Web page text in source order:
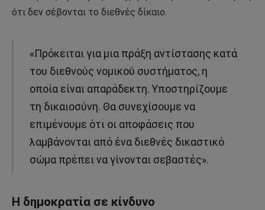
ότι δεν σέβονται το διεθνές δίκαιο.
«Πρόκειται για μια πράξη αντίστασης κατά
του διεθνούς νομικού συστήματος, η
οποία είναι απαράδεκτη. Υποστηρίζουμε
τη δικαιοσύνη. Θα συνεχίσουμε να
επιμένουμε ότι οι αποφάσεις που
λαμβάνονται από ένα διεθνές δικαστικό
σώμα πρέπει να γίνονται σεβαστές».
Η δημοκρατία σε κίνδυνο